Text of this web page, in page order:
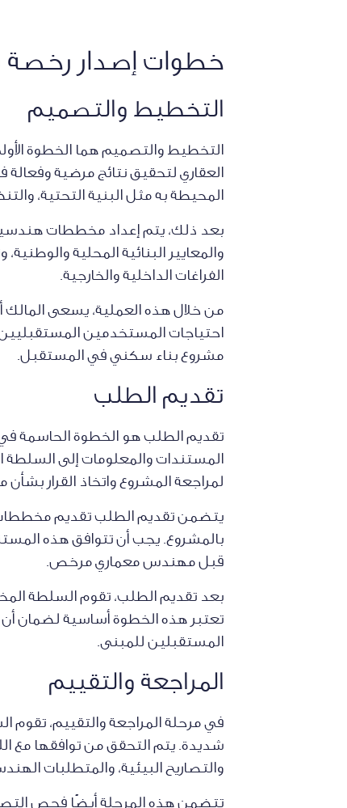
خطوات إصدار
التخطيط والتصميم
التخطيط والتصميم هما الخطوة
العقاري لتحقيق نتائج مرضية وفعالة
المحيطة به مثل البنية التحتية،
بعد ذلك، يتم إعداد مخططات
والمعايير البنائية المحلية
الفراغات الداخلية والخارجية.
من خلال هذه العملية، يسعى المالك
احتياجات المستخدمين
مشروع بناء سكني في المستقبل.
تقديم الطلب
تقديم الطلب هو الخطوة الحاسمة
المستندات والمعلومات إلى
لمراجعة المشروع واتخاذ القرار بشأن
يتضمن تقديم الطلب تقديم مخططات
بالمشروع. يجب أن تتوافق هذه
قبل مهندس معماري مرخص.
بعد تقديم الطلب، تقوم السلطة
تعتبر هذه الخطوة أساسية لضمان أن
المستقبلين للمبنى.
المراجعة والتقييم
في مرحلة المراجعة والتقييم،
شديدة. يتم التحقق من توافقها مع
والتصاريح البيئية، والمتطلبات
تتضمن هذه المرحلة أيضًا فحص